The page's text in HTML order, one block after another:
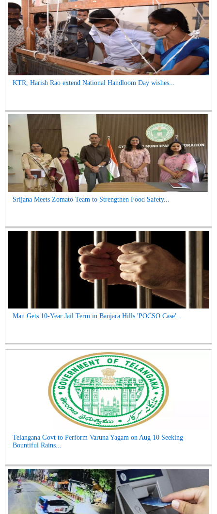
KTR, Harish Rao extend National Handloom Day wishes...
Srijana Meets Zomato Team to Strengthen Food Safety...
Man Gets 10-Year Jail Term in Banjara Hills 'POCSO Case'...
Telangana Govt to Perform Varuna Yagam on Aug 10 Seeking
Bountiful Rains...